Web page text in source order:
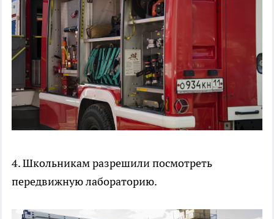
4. Школьникам разрешили посмотреть
передвижную лабораторию.